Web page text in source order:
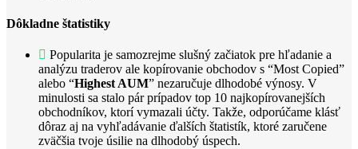
Dôkladne štatistiky
Popularita je samozrejme slušný začiatok pre hľadanie a
analýzu traderov ale kopírovanie obchodov s “Most Copied”
alebo “Highest AUM” nezaručuje dlhodobé výnosy. V
minulosti sa stalo pár prípadov top 10 najkopírovanejších
obchodníkov, ktorí vymazali účty. Takže, odporúčame klásť
dôraz aj na vyhľadávanie ďalších štatistík, ktoré zaručene
zväčšia tvoje úsilie na dlhodobý úspech.